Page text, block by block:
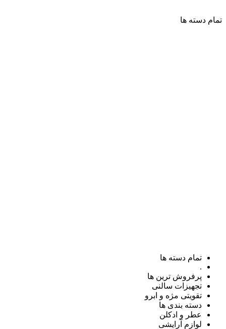
تمام دسته ها
تمام دسته ها
.
پرفروش ترین ها
تجهیزات سالنی
تقویتی مژه و ابرو
دسته بندی ها
عطر و ادکلن
لوازم آرایشی